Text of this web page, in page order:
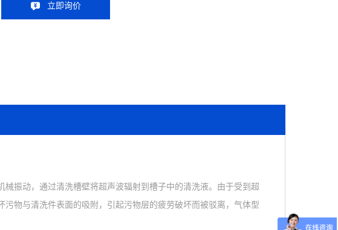
立即询价
振动，通过清洗槽壁将超声波辐射到槽子中的清洗液。由于受到超
物与清洗件表面的吸附，引起污物层的疲劳破坏而被驳离，气体型